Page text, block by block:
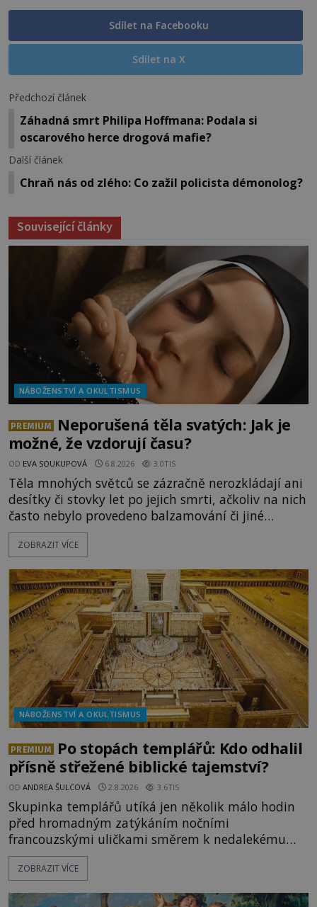
Sdílet na Facebooku
Sdílet na X
Předchozí článek
Záhadná smrt Philipa Hoffmana: Podala si
oscarového herce drogová mafie?
Další článek
Chraň nás od zlého: Co zažil policista démonolog?
Související články
NÁBOŽENSTVÍ A OKULTISMUS
PREMIUM
Neporušená těla svatých: Jak je
možné, že vzdorují času?
OD EVA SOUKUPOVÁ 6.8.2026 3.0TIS
Těla mnohých světců se zázračně nerozkládají ani
desítky či stovky let po jejich smrti, ačkoliv na nich
často nebylo provedeno balzamování či jiné
pokusy o konzervaci. Neporušené ostatky bývají
považovány za důkaz svatosti zemřelých. Jaké
osobností ochraňují? Na hřbitově u kláštera
Milosrdných
ZOBRAZIT VÍCE
NÁBOŽENSTVÍ A OKULTISMUS
PREMIUM
Po stopách templářů: Kdo odhalil
přísně střežené biblické tajemství?
OD ANDREA ŠULCOVÁ 2.8.2026 3.6TIS
Skupinka templářů utíká jen několik málo hodin
před hromadným zatýkáním nočními
francouzskými uličkami směrem k nedalekému
přístavu. Jeden z nich má přes ramena ranec s
tajemným obsahem. Kapitán lodi už na ně čeká.
ZOBRAZIT VÍCE